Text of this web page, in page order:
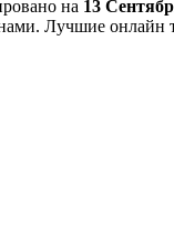
на 13
Лучшие